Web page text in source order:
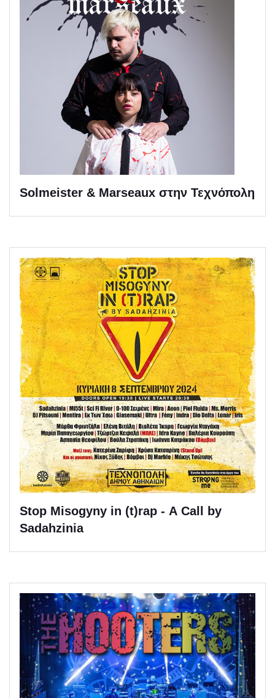
Solmeister & Marseaux στην Τεχνόπολη
Stop Misogyny in (t)rap - Α Call by
Sadahzinia